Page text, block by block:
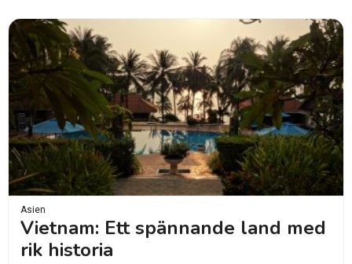
Asien
Vietnam: Ett spännande land med
rik historia